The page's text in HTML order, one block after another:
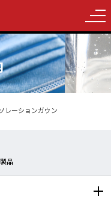
レーションガウン
品